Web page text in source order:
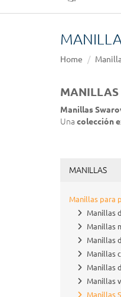
Home
MANILLAS
Manillas
Una colección
MANILLAS
Manillas para
Manillas
Manillas
Manillas
Manillas
Manillas
Manillas
Manillas